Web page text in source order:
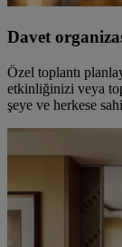
Davet
Özel toplantı
etkinliğinizi veya
şeye ve herkese